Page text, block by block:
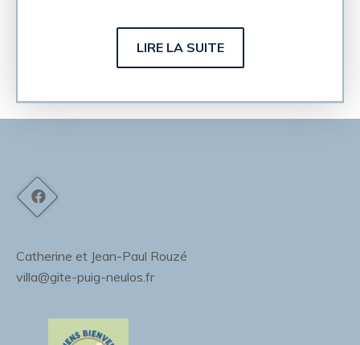
LIRE LA SUITE
Catherine et Jean-Paul Rouzé
villa@gite-puig-neulos.fr